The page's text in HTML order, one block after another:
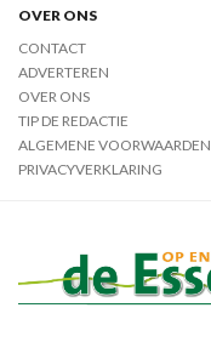
OVER ONS
CONTACT
ADVERTEREN
OVER ONS
TIP DE REDACTIE
ALGEMENE VOORWAARDEN
PRIVACYVERKLARING